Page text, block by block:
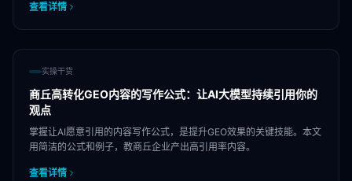
查看详情
实操干货
商丘高转化GEO内容的写作公式：让AI大模型持续引用你的
观点
掌握让AI愿意引用的内容写作公式，是提升GEO效果的关键技能。本文
用简洁的公式和例子，教商丘企业产出高引用率内容。
查看详情